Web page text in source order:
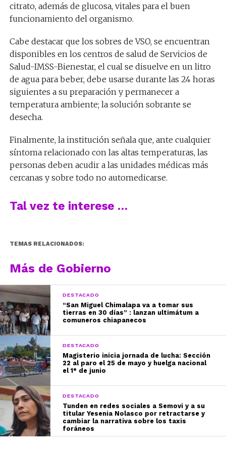
citrato, además de glucosa, vitales para el buen
funcionamiento del organismo.
Cabe destacar que los sobres de VSO, se encuentran
disponibles en los centros de salud de Servicios de
Salud-IMSS-Bienestar, el cual se disuelve en un litro
de agua para beber, debe usarse durante las 24 horas
siguientes a su preparación y permanecer a
temperatura ambiente; la solución sobrante se
desecha.
Finalmente, la institución señala que, ante cualquier
síntoma relacionado con las altas temperaturas, las
personas deben acudir a las unidades médicas más
cercanas y sobre todo no automedicarse.
Tal vez te interese …
TEMAS RELACIONADOS:
Más de Gobierno
DESTACADO
“San Miguel Chimalapa va a tomar sus
tierras en 30 días” : lanzan ultimátum a
comuneros chiapanecos
DESTACADO
Magisterio inicia jornada de lucha: Sección
22 al paro el 25 de mayo y huelga nacional
el 1° de junio
DESTACADO
Tunden en redes sociales a Semovi y a su
titular Yesenia Nolasco por retractarse y
cambiar la narrativa sobre los taxis
foráneos